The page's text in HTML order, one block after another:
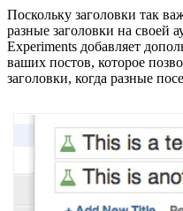
Поскольку заголовки так
разные заголовки на своей
Experiments добавляет
ваших постов, которое
заголовки, когда разные